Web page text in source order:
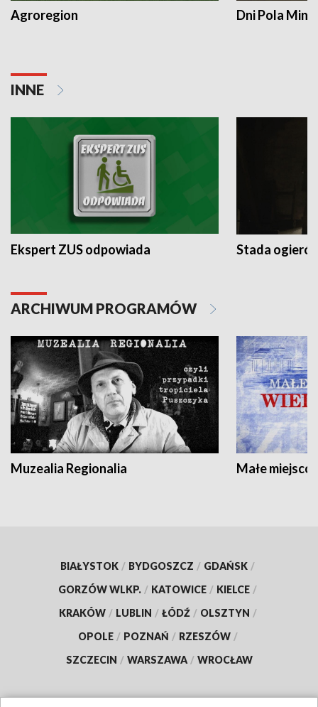
Agroregion Dni Pola
INNE
Ekspert ZUS odpowiada Stada
ARCHIWUM PROGRAMÓW
Muzealia Regionalia Małe
BIAŁYSTOK / BYDGOSZCZ / GDAŃSK /
GORZÓW WLKP. / KATOWICE / KIELCE /
KRAKÓW / LUBLIN / ŁÓDŹ / OLSZTYN /
OPOLE / POZNAŃ / RZESZÓW /
SZCZECIN / WARSZAWA / WROCŁAW